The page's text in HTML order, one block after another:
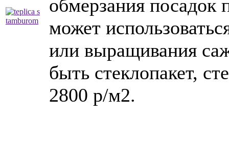
обмерзания посадок
может
или выращивания
быть стеклопакет,
2800 р/м2.